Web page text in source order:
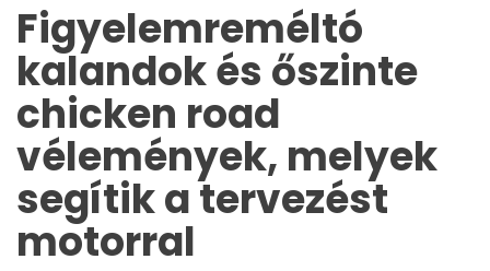
Figyelemreméltó
kalandok és őszinte
chicken road
vélemények, melyek
segítik a tervezést
motorral